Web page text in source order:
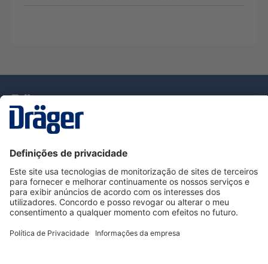
Serviço de Apoio ao Cliente Dräger
Utilização da loja
Informações